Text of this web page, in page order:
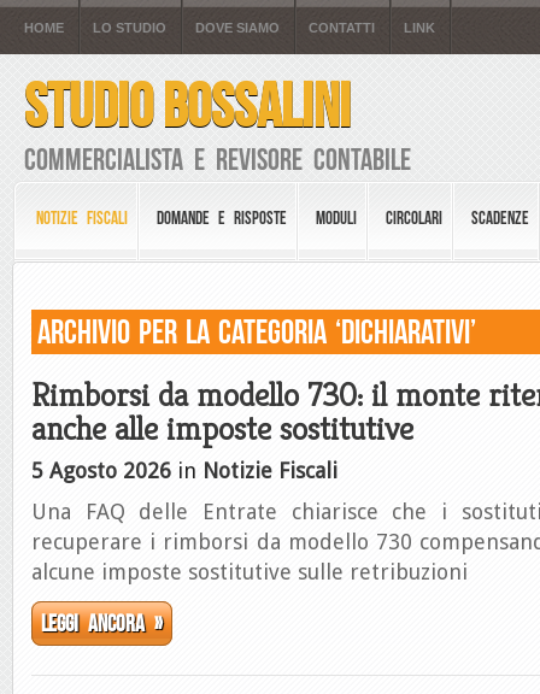
HOME LO STUDIO DOVE SIAMO CONTATTI LINK
STUDIO BOSSALINI
Commercialista e Revisore Contabile
NOTIZIE FISCALI DOMANDE E RISPOSTE MODULI CIRCOLARI SCADENZE
Archivio per la Categoria ‘Dichiarativi’
Rimborsi da modello 730: il monte
anche alle imposte sostitutive
5 Agosto 2026 in Notizie Fiscali
Una FAQ delle Entrate chiarisce che i sostituti
recuperare i rimborsi da modello 730
alcune imposte sostitutive sulle retribuzioni
Leggi ancora »